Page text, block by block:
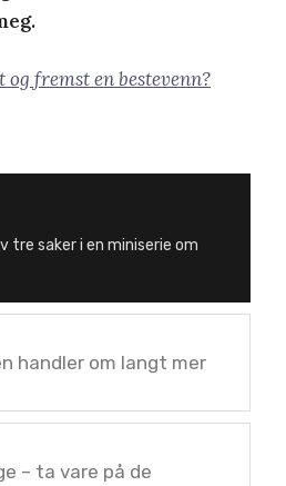
og fremst en bestevenn?
tre saker i en miniserie om
handler om langt mer
– ta vare på de